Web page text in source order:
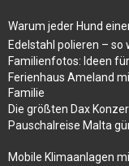
Warum jeder Hund
Edelstahl polieren –
Familienfotos: Ideen
Ferienhaus Ameland
Familie
Die größten Dax
Pauschalreise Malta
Mobile Klimaanlagen